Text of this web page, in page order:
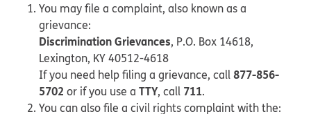
You may file a complaint, also known as a
grievance:
Discrimination Grievances, P.O. Box 14618,
Lexington, KY 40512-4618
If you need help filing a grievance, call877-856-
5702 or if you use a TTY, call 711.
You can also file a civil rights complaint with the: